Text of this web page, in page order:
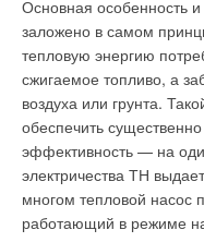
Основная особенность
заложено в самом
тепловую энергию
сжигаемое топливо, а
воздуха или грунта.
обеспечить
эффективность — на
электричества ТН
многом тепловой насос
работающий в режиме
В обязанности
комплексное
оборудования до
предоставляемых
инженерно-
удовлетворить спрос по
«эконом» до
Среди реализуемой
известных
Даже если тепловой
погодозависимой
регулированием
уровень комфорта в
сможет. Здесь должны
регуляторы,
проходящего через
задаваемым
внутреннего воздуха.